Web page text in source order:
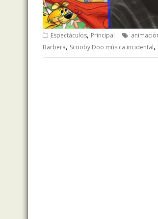
Espectáculos, Principal
Barbera, Scooby Doo música incidental,